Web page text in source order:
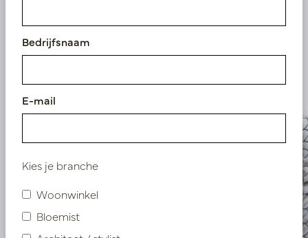
producten
Bedrijfsnaam
E-mail
Kies je branche
Woonwinkel
Bloemist